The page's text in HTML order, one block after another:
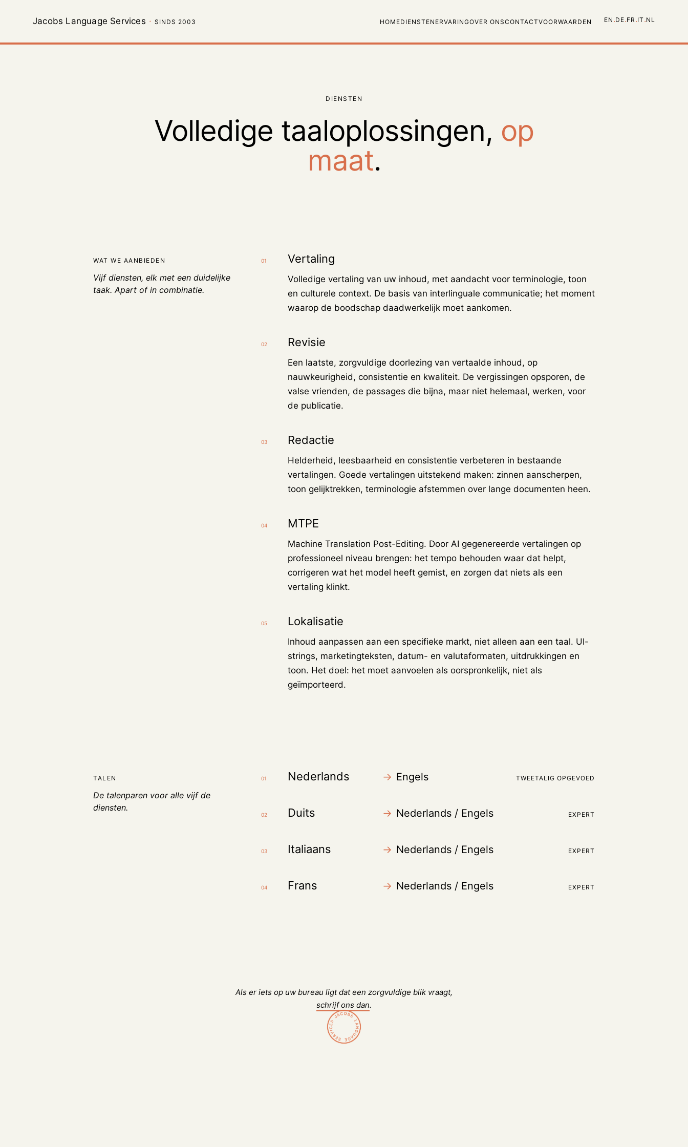
Jacobs Language Services · SINDS 2003 HOMEDIENSTEN ERVARINGOVER ONSCONTACTVOORWAARDEN EN ·DE·FR ·IT ·NL
DIENSTEN
Volledige taaloplossingen, op
maat.
WAT WE AANBIEDEN
Vijf diensten, elk met een duidelijke
taak. Apart of in combinatie.
01 Vertaling
Volledige vertaling van uw inhoud, met aandacht voor terminologie, toon
en culturele context. De basis van interlinguale communicatie; het moment
waarop de boodschap daadwerkelijk moet aankomen.
02 Revisie
Een laatste, zorgvuldige doorlezing van vertaalde inhoud, op
nauwkeurigheid, consistentie en kwaliteit. De vergissingen opsporen, de
valse vrienden, de passages die bijna, maar niet helemaal, werken, voor
de publicatie.
03 Redactie
Helderheid, leesbaarheid en consistentie verbeteren in bestaande
vertalingen. Goede vertalingen uitstekend maken: zinnen aanscherpen,
toon gelijktrekken, terminologie afstemmen over lange documenten heen.
04 MTPE
Machine Translation Post-Editing. Door AI gegenereerde vertalingen op
professioneel niveau brengen: het tempo behouden waar dat helpt,
corrigeren wat het model heeft gemist, en zorgen dat niets als een
vertaling klinkt.
05 Lokalisatie
Inhoud aanpassen aan een specifieke markt, niet alleen aan een taal. UI-
strings, marketingteksten, datum- en valutaformaten, uitdrukkingen en
toon. Het doel: het moet aanvoelen als oorspronkelijk, niet als
geïmporteerd.
TALEN
De talenparen voor alle vijf de
diensten.
01 Nederlands → Engels TWEETALIG OPGEVOED
02 Duits → Nederlands / Engels EXPERT
03 Italiaans → Nederlands / Engels EXPERT
04 Frans → Nederlands / Engels EXPERT
Als er iets op uw bureau ligt dat een zorgvuldige blik vraagt,
schrijf ons dan.